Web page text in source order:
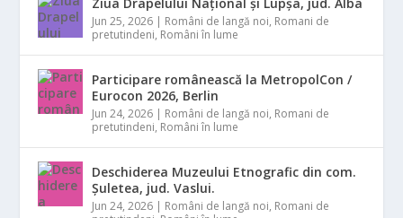
Jun 25, 2026 | Români de langă noi, Romani de
pretutindeni, Români în lume
Participare românească la MetropolCon /
Eurocon 2026, Berlin
Jun 24, 2026 | Români de langă noi, Romani de
pretutindeni, Români în lume
Deschiderea Muzeului Etnografic din com.
Șuletea, jud. Vaslui.
Jun 24, 2026 | Români de langă noi, Romani de